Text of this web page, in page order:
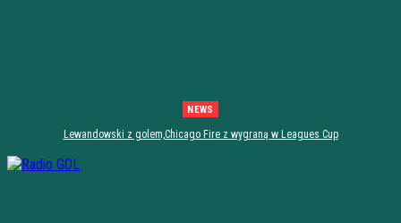
NEWS
Lewandowski z golem,Chicago Fire z wygraną w Leagues Cup